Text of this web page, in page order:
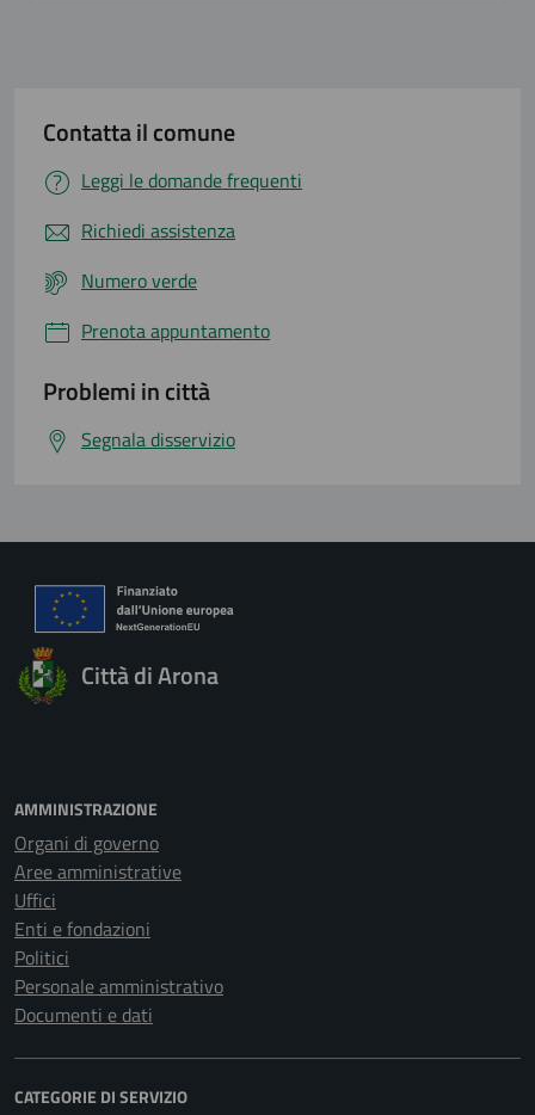
Contatta il comune
Leggi le domande frequenti
Richiedi assistenza
Numero verde
Prenota appuntamento
Problemi in città
Segnala disservizio
Città di Arona
AMMINISTRAZIONE
Organi di governo
Aree amministrative
Uffici
Enti e fondazioni
Politici
Personale amministrativo
Documenti e dati
CATEGORIE DI SERVIZIO